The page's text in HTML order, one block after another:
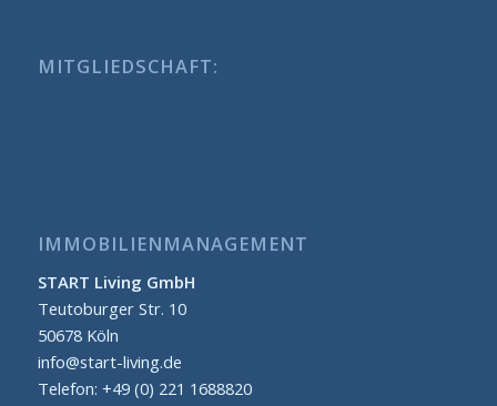
MITGLIEDSCHAFT:
IMMOBILIENMANAGEMENT
START Living GmbH
Teutoburger Str. 10
50678 Köln
info@start-living.de
Telefon: +49 (0) 221 1688820